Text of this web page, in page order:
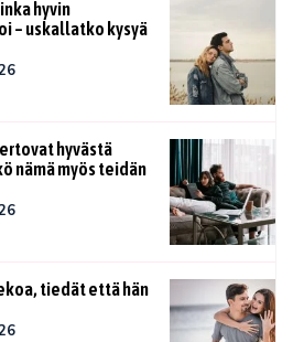
hyvin
– uskallatko kysyä
hyvästä
nämä myös teidän
tiedät että hän